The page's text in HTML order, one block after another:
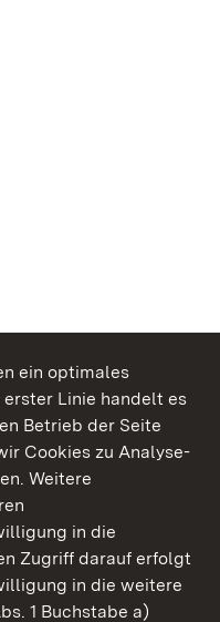
ein optimales
Linie handelt es
Betrieb der Seite
Cookies zu Analyse-
Weitere
in die
Zugriff darauf erfolgt
in die weitere
1 Buchstabe a)
Baden-Württemberg